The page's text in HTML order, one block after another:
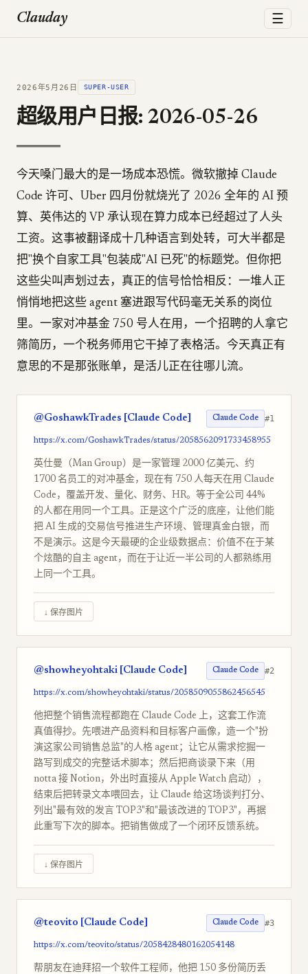
Clauday ☰
2026年5月26日 SUPER-USER
超级用户日报: 2026-05-26
今天嗓门最大的是一场成本恐慌。微软撤掉 Claude
Code 许可、Uber 四月份就烧光了 2026 全年的 AI 预
算、英伟达的 VP 承认现在算力成本已经超过了人头
工资。这事被翻译成十几种语言到处转，可大半都是
把"换个自家工具"包装成"AI 已死"的标题党。但你把
这些尖叫声划过去，真正的信号恰恰相反：一堆人正
悄悄地把这些 agent 塞进跟写代码毫无关系的岗位
里。一家对冲基金 750 号人在用，一个招聘的人拿它
筛简历，一个税务师用它干掉了表格活。今天真正有
意思的不是那张账单，是活儿正在往哪儿流。
@GoshawkTrades [Claude Code] Claude Code #1
https://x.com/GoshawkTrades/status/2058562091733458955
英仕曼（Man Group）是一家管理 2000 亿美元、约
1700 名员工的对冲基金，现在有 750 人每天在用 Claude
Code，覆盖开发、量化、财务、HR。等于全公司 44%
的人都在用同一个工具。正是这个广泛的底座，让他们能
把 AI 生成的交易信号推进生产环境、管理真金白银，而
不是演示。这是今天最硬的企业级数据点：价值不在于某
个炫酷的自主 agent，而在于让近一半公司的人都熟练用
上同一个工具。
↓ 保存图片
@showheyohtaki [Claude Code] Claude Code #2
https://x.com/showheyohtaki/status/2058509055862456545
他把整个销售流程都跑在 Claude Code 上，这套工作流
真值得抄。先喂进产品资料和目标客户画像，造一个"扮
演这家公司销售总监"的人格 agent；让它从需求挖掘一
路写到成交的完整话术脚本；然后把商谈录下来（用
notta 接 Notion，外出时直接从 Apple Watch 启动），
结束后把转录文本喂回去，让 Claude 给这场谈判打分、
列出"最有效的发言 TOP3"和"最该改进的 TOP3"，再据
此重写下次的脚本。把销售做成了一个闭环反馈系统。
↓ 保存图片
@teovito [Claude Code] Claude Code #3
https://x.com/teovito/status/2058428480162054148
帮朋友在迪拜招一个软件工程师，他把 150 多份简历丢